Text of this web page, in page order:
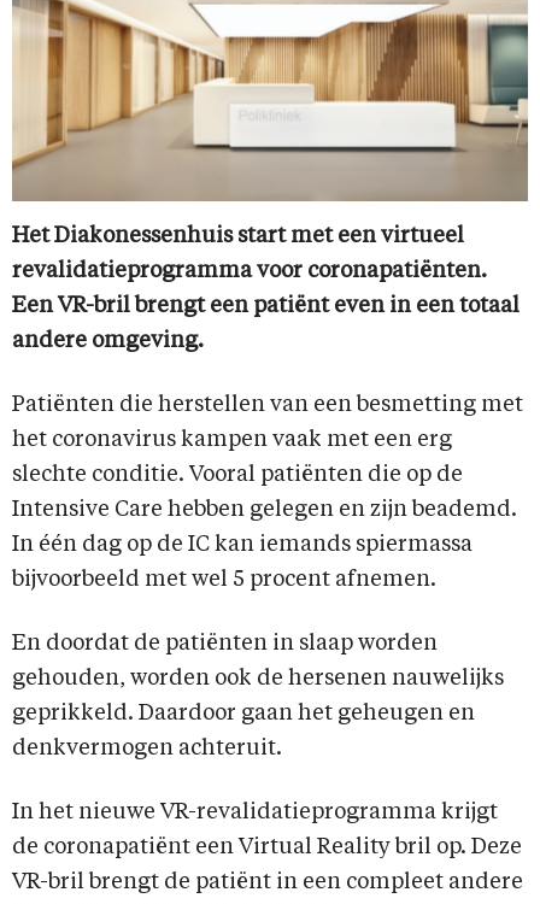
Het Diakonessenhuis start met een virtueel
revalidatieprogramma voor coronapatiënten.
Een VR-bril brengt een patiënt even in een totaal
andere omgeving.
Patiënten die herstellen van een besmetting met
het coronavirus kampen vaak met een erg
slechte conditie. Vooral patiënten die op de
Intensive Care hebben gelegen en zijn beademd.
In één dag op de IC kan iemands spiermassa
bijvoorbeeld met wel 5 procent afnemen.
En doordat de patiënten in slaap worden
gehouden, worden ook de hersenen nauwelijks
geprikkeld. Daardoor gaan het geheugen en
denkvermogen achteruit.
In het nieuwe VR-revalidatieprogramma krijgt
de coronapatiënt een Virtual Reality bril op. Deze
VR-bril brengt de patiënt in een compleet andere